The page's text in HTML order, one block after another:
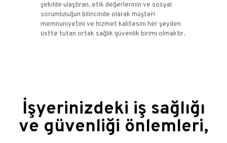
şekilde ulaştıran, etik değerlerinin ve sosyal
sorumluluğun bilincinde olarak müşteri
memnuniyetini ve hizmet kalitesini her şeyden
üstte tutan ortak sağlık güvenlik birimi olmaktır.
İşyerinizdeki iş sağlığı
ve güvenliği önlemleri,